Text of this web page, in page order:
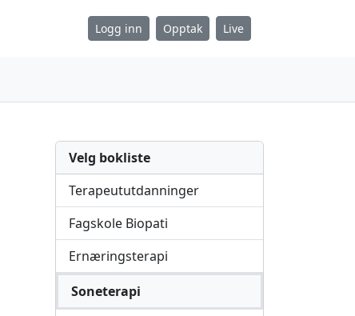
Logg inn Opptak Live
Velg bokliste
Terapeututdanninger
Fagskole Biopati
Ernæringsterapi
Soneterapi